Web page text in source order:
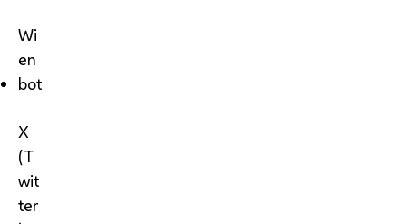
Wi
en
bot
X
(T
wit
ter